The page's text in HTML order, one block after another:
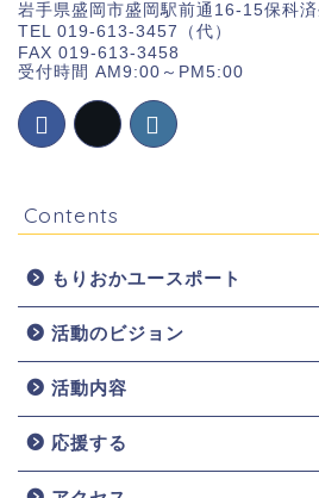
岩手県盛岡市盛岡駅前通16-15保科
TEL 019-613-3457（代）
FAX 019-613-3458
受付時間 AM9:00～PM5:00
Contents
もりおかユースポート
活動のビジョン
活動内容
応援する